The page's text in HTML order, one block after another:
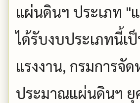
แผ่นดินฯ ประเภท "
ได้รับงบประเภทนี้เ
แรงงาน, กรมการจั
ประมาณแผ่นดินฯ